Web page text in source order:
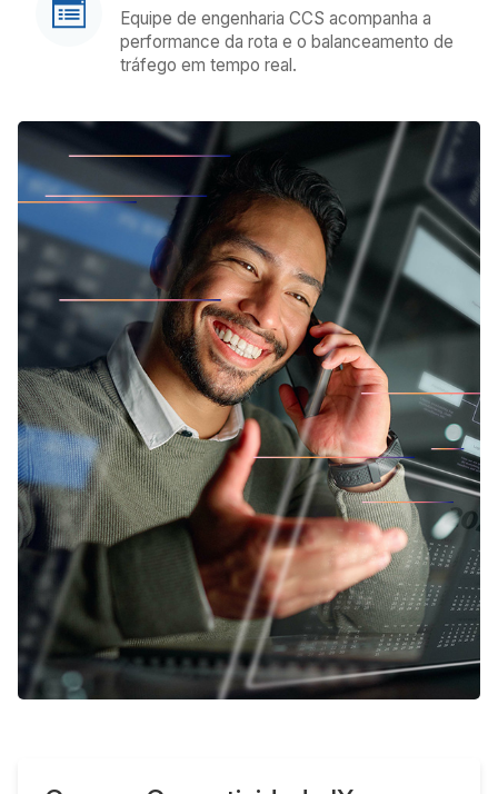
Equipe de engenharia CCS acompanha a
performance da rota e o balanceamento de
tráfego em tempo real.